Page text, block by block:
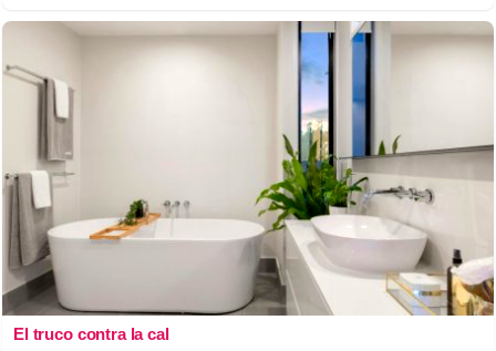
El truco contra la cal